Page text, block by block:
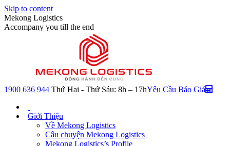
Skip to content
Mekong Logistics
Accompany you till the end
1900 636 944 Thứ Hai - Thứ Sáu: 8h – 17hYêu Cầu Báo Giá
Giới Thiệu
Về Mekong Logistics
Câu chuyện Mekong Logistics
Mekong Logistics’s Profile